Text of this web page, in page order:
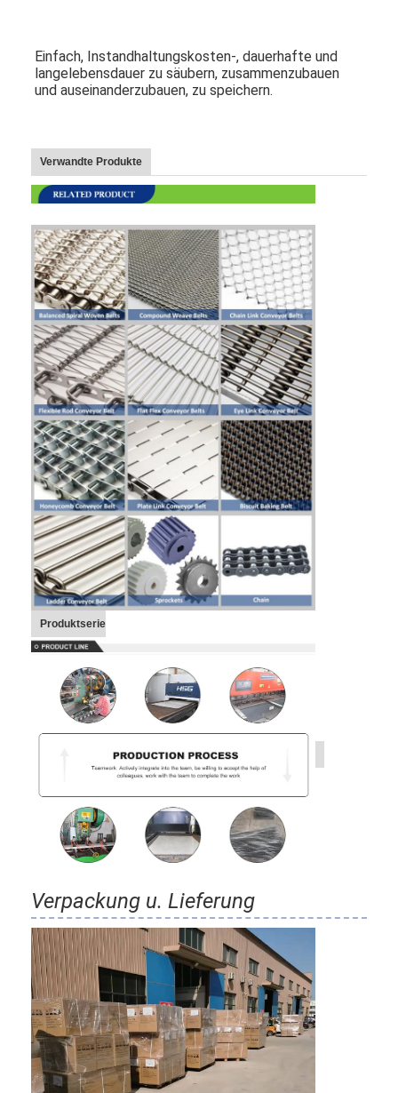
Förderkette-Platte
Foto-voltaischer SolarMesh Belt
Gewundener Gefrierschrank-Gurt
Oven Conveyor Belt
Einfach, Instandhaltungskosten-, dauerhafte und
langelebensdauer zu säubern, zusammenzubauen
und auseinanderzubauen, zu speichern.
Verwandte Produkte
Produktserie
Verpackung u. Lieferung